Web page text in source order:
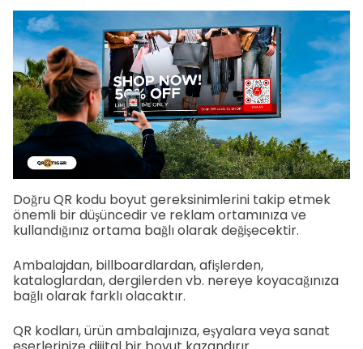
Doğru QR kodu boyut gereksinimlerini takip etmek
önemli bir düşüncedir ve reklam ortamınıza ve
kullandığınız ortama bağlı olarak değişecektir.
Ambalajdan, billboardlardan, afişlerden,
kataloglardan, dergilerden vb. nereye koyacağınıza
bağlı olarak farklı olacaktır.
QR kodları, ürün ambalajınıza, eşyalara veya sanat